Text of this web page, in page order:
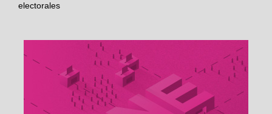
electorales